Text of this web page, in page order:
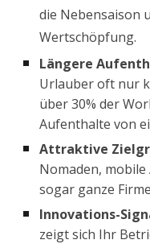
die Nebensaison
Wertschöpfung.
Längere
Urlauber oft nur
über 30% der
Aufenthalte von
Attraktive
Nomaden,
sogar ganze
Innovations-
zeigt sich Ihr